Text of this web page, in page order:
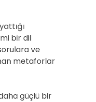
bir dil
ve
metaforlar
güçlü bir